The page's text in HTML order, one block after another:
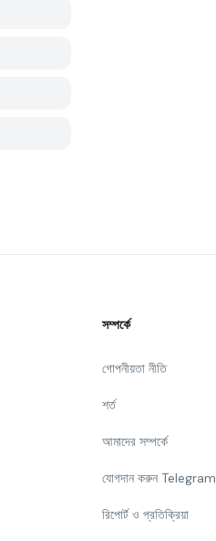
সম্পর্কে
গোপনীয়তা নীতি
শর্ত
আমাদের সম্পর্কে
যোগদান করুন Telegram
রিপোর্ট ও প্রতিক্রিয়া